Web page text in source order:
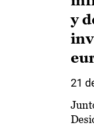
y
21